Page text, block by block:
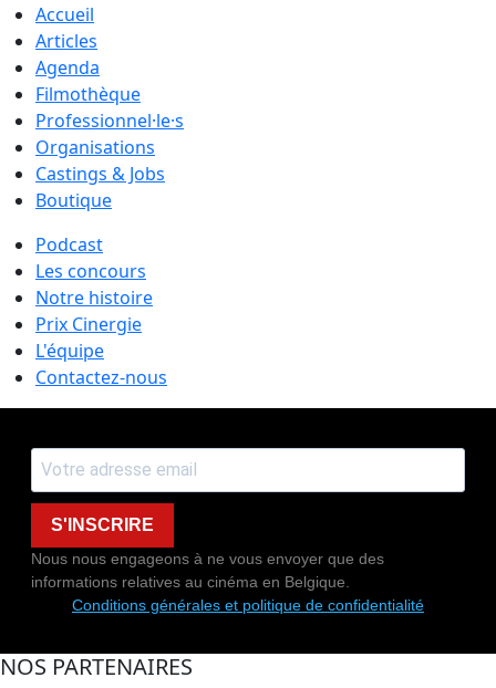
Accueil
Articles
Agenda
Filmothèque
Professionnel·le·s
Organisations
Castings & Jobs
Boutique
Podcast
Les concours
Notre histoire
Prix Cinergie
L'équipe
Contactez-nous
S'INSCRIRE
Nous nous engageons à ne vous envoyer que des
informations relatives au cinéma en Belgique.
Conditions générales et politique de confidentialité
NOS PARTENAIRES